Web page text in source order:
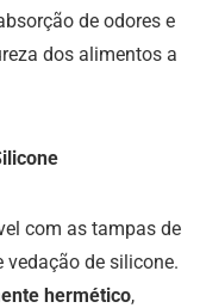
de odores e
dos alimentos a
com as tampas de
de silicone.
hermético,